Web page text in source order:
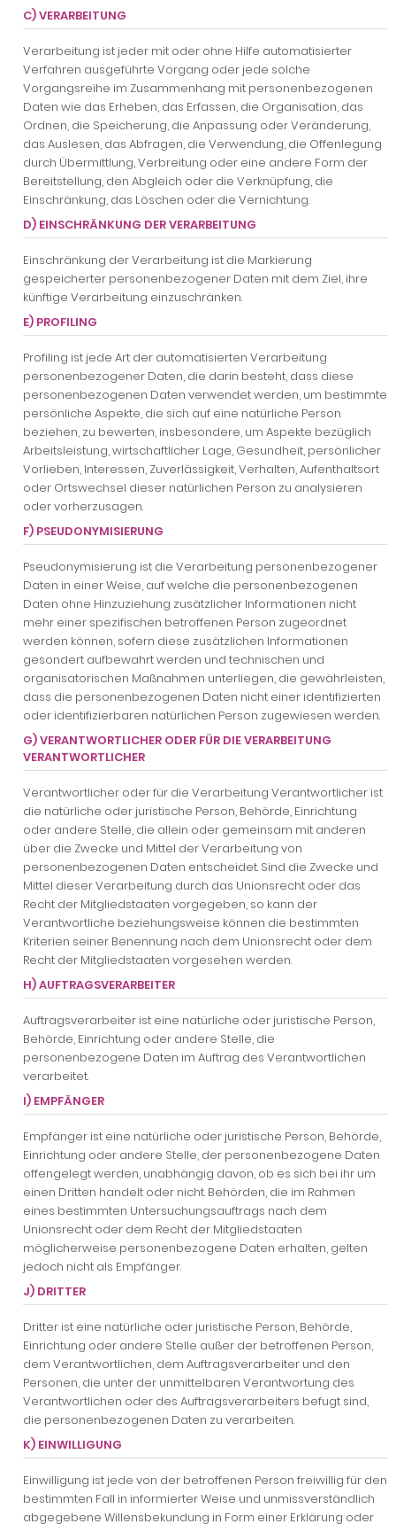
C) VERARBEITUNG
Verarbeitung ist jeder mit oder ohne Hilfe automatisierter
Verfahren ausgeführte Vorgang oder jede solche
Vorgangsreihe im Zusammenhang mit personenbezogenen
Daten wie das Erheben, das Erfassen, die Organisation, das
Ordnen, die Speicherung, die Anpassung oder Veränderung,
das Auslesen, das Abfragen, die Verwendung, die Offenlegung
durch Übermittlung, Verbreitung oder eine andere Form der
Bereitstellung, den Abgleich oder die Verknüpfung, die
Einschränkung, das Löschen oder die Vernichtung.
D) EINSCHRÄNKUNG DER VERARBEITUNG
Einschränkung der Verarbeitung ist die Markierung
gespeicherter personenbezogener Daten mit dem Ziel, ihre
künftige Verarbeitung einzuschränken.
E) PROFILING
Profiling ist jede Art der automatisierten Verarbeitung
personenbezogener Daten, die darin besteht, dass diese
personenbezogenen Daten verwendet werden, um bestimmte
persönliche Aspekte, die sich auf eine natürliche Person
beziehen, zu bewerten, insbesondere, um Aspekte bezüglich
Arbeitsleistung, wirtschaftlicher Lage, Gesundheit, persönlicher
Vorlieben, Interessen, Zuverlässigkeit, Verhalten, Aufenthaltsort
oder Ortswechsel dieser natürlichen Person zu analysieren
oder vorherzusagen.
F) PSEUDONYMISIERUNG
Pseudonymisierung ist die Verarbeitung personenbezogener
Daten in einer Weise, auf welche die personenbezogenen
Daten ohne Hinzuziehung zusätzlicher Informationen nicht
mehr einer spezifischen betroffenen Person zugeordnet
werden können, sofern diese zusätzlichen Informationen
gesondert aufbewahrt werden und technischen und
organisatorischen Maßnahmen unterliegen, die gewährleisten,
dass die personenbezogenen Daten nicht einer identifizierten
oder identifizierbaren natürlichen Person zugewiesen werden.
G) VERANTWORTLICHER ODER FÜR DIE VERARBEITUNG
VERANTWORTLICHER
Verantwortlicher oder für die Verarbeitung Verantwortlicher ist
die natürliche oder juristische Person, Behörde, Einrichtung
oder andere Stelle, die allein oder gemeinsam mit anderen
über die Zwecke und Mittel der Verarbeitung von
personenbezogenen Daten entscheidet. Sind die Zwecke und
Mittel dieser Verarbeitung durch das Unionsrecht oder das
Recht der Mitgliedstaaten vorgegeben, so kann der
Verantwortliche beziehungsweise können die bestimmten
Kriterien seiner Benennung nach dem Unionsrecht oder dem
Recht der Mitgliedstaaten vorgesehen werden.
H) AUFTRAGSVERARBEITER
Auftragsverarbeiter ist eine natürliche oder juristische Person,
Behörde, Einrichtung oder andere Stelle, die
personenbezogene Daten im Auftrag des Verantwortlichen
verarbeitet.
I) EMPFÄNGER
Empfänger ist eine natürliche oder juristische Person, Behörde,
Einrichtung oder andere Stelle, der personenbezogene Daten
offengelegt werden, unabhängig davon, ob es sich bei ihr um
einen Dritten handelt oder nicht. Behörden, die im Rahmen
eines bestimmten Untersuchungsauftrags nach dem
Unionsrecht oder dem Recht der Mitgliedstaaten
möglicherweise personenbezogene Daten erhalten, gelten
jedoch nicht als Empfänger.
J) DRITTER
Dritter ist eine natürliche oder juristische Person, Behörde,
Einrichtung oder andere Stelle außer der betroffenen Person,
dem Verantwortlichen, dem Auftragsverarbeiter und den
Personen, die unter der unmittelbaren Verantwortung des
Verantwortlichen oder des Auftragsverarbeiters befugt sind,
die personenbezogenen Daten zu verarbeiten.
K) EINWILLIGUNG
Einwilligung ist jede von der betroffenen Person freiwillig für den
bestimmten Fall in informierter Weise und unmissverständlich
abgegebene Willensbekundung in Form einer Erklärung oder